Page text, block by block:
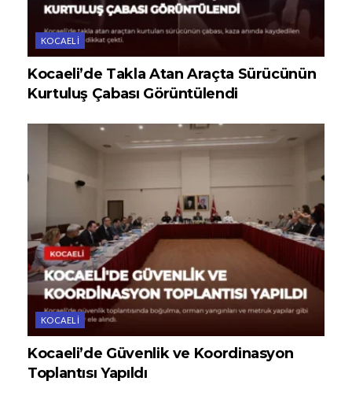
KOCAELI
Kocaeli’de Takla Atan Araçta Sürücünün
Kurtuluş Çabası Görüntülendi
KOCAELI
Kocaeli’de Güvenlik ve Koordinasyon
Toplantısı Yapıldı